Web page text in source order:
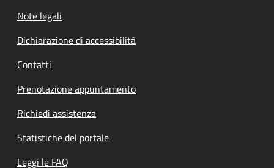
Note legali
Dichiarazione di accessibilità
Contatti
Prenotazione appuntamento
Richiedi assistenza
Statistiche del portale
Leggi le FAQ